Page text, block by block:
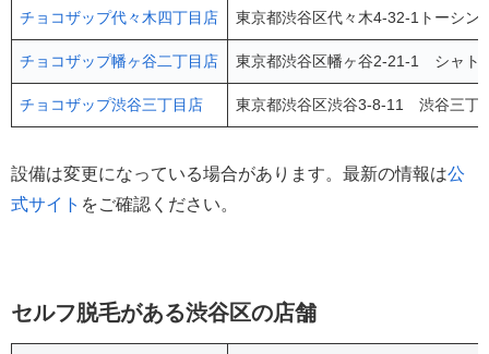
チョコザップ代々木四丁目店 東京都渋谷区代々木4-32-1トーシ
チョコザップ幡ヶ谷二丁目店 東京都渋谷区幡ヶ谷2-21-1 シャ
チョコザップ渋谷三丁目店 東京都渋谷区渋谷3-8-11 渋谷三
設備は変更になっている場合があります。最新の情報は公
式サイト をご確認ください。
セルフ脱毛がある渋谷区の店舗